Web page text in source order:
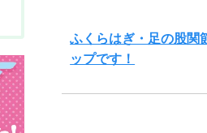
ふくらはぎ・足の股関
ップです！